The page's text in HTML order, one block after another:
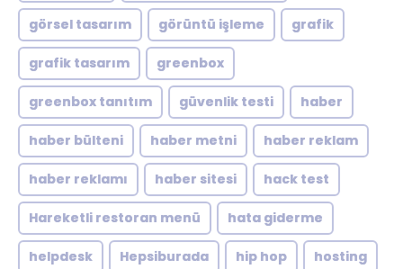
görsel tasarım görüntü işleme grafik
grafik tasarım greenbox
greenbox tanıtım güvenlik testi haber
haber bülteni haber metni haber reklam
haber reklamı haber sitesi hack test
Hareketli restoran menü hata giderme
helpdesk Hepsiburada hip hop hosting